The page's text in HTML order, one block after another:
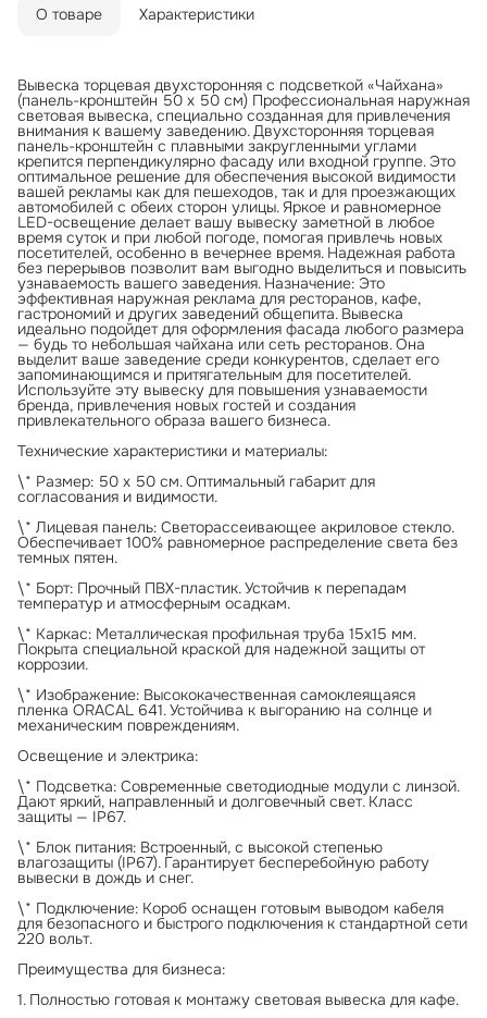
О товаре Характеристики
Вывеска торцевая двухсторонняя с подсветкой «Чайхана»
(панель-кронштейн 50 х 50 см) Профессиональная наружная
световая вывеска, специально созданная для привлечения
внимания к вашему заведению. Двухсторонняя торцевая
панель-кронштейн с плавными закругленными углами
крепится перпендикулярно фасаду или входной группе. Это
оптимальное решение для обеспечения высокой видимости
вашей рекламы как для пешеходов, так и для проезжающих
автомобилей с обеих сторон улицы. Яркое и равномерное
LED-освещение делает вашу вывеску заметной в любое
время суток и при любой погоде, помогая привлечь новых
посетителей, особенно в вечернее время. Надежная работа
без перерывов позволит вам выгодно выделиться и повысить
узнаваемость вашего заведения. Назначение: Это
эффективная наружная реклама для ресторанов, кафе,
гастрономий и других заведений общепита. Вывеска
идеально подойдет для оформления фасада любого размера
— будь то небольшая чайхана или сеть ресторанов. Она
выделит ваше заведение среди конкурентов, сделает его
запоминающимся и притягательным для посетителей.
Используйте эту вывеску для повышения узнаваемости
бренда, привлечения новых гостей и создания
привлекательного образа вашего бизнеса.
Технические характеристики и материалы:
\* Размер: 50 х 50 см. Оптимальный габарит для
согласования и видимости.
\* Лицевая панель: Светорассеивающее акриловое стекло.
Обеспечивает 100% равномерное распределение света без
темных пятен.
\* Борт: Прочный ПВХ-пластик. Устойчив к перепадам
температур и атмосферным осадкам.
\* Каркас: Металлическая профильная труба 15х15 мм.
Покрыта специальной краской для надежной защиты от
коррозии.
\* Изображение: Высококачественная самоклеящаяся
пленка ORACAL 641. Устойчива к выгоранию на солнце и
механическим повреждениям.
Освещение и электрика:
\* Подсветка: Современные светодиодные модули с линзой.
Дают яркий, направленный и долговечный свет. Класс
защиты — IP67.
\* Блок питания: Встроенный, с высокой степенью
влагозащиты (IP67). Гарантирует бесперебойную работу
вывески в дождь и снег.
\* Подключение: Короб оснащен готовым выводом кабеля
для безопасного и быстрого подключения к стандартной сети
220 вольт.
Преимущества для бизнеса:
1. Полностью готовая к монтажу световая вывеска для кафе.